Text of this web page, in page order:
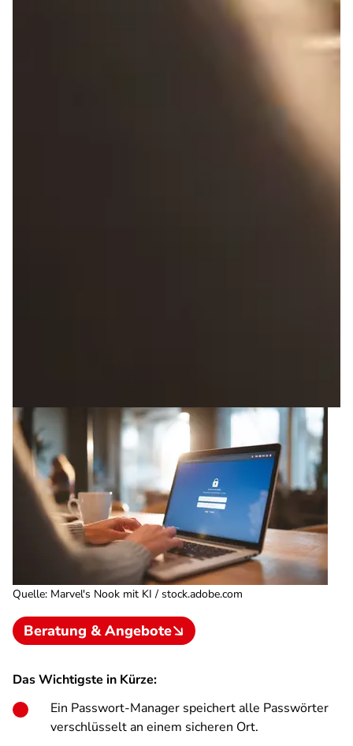
Quelle: Marvel's Nook mit KI / stock.adobe.com
Beratung & Angebote
Das Wichtigste in Kürze:
Ein Passwort-Manager speichert alle Passwörter
verschlüsselt an einem sicheren Ort.